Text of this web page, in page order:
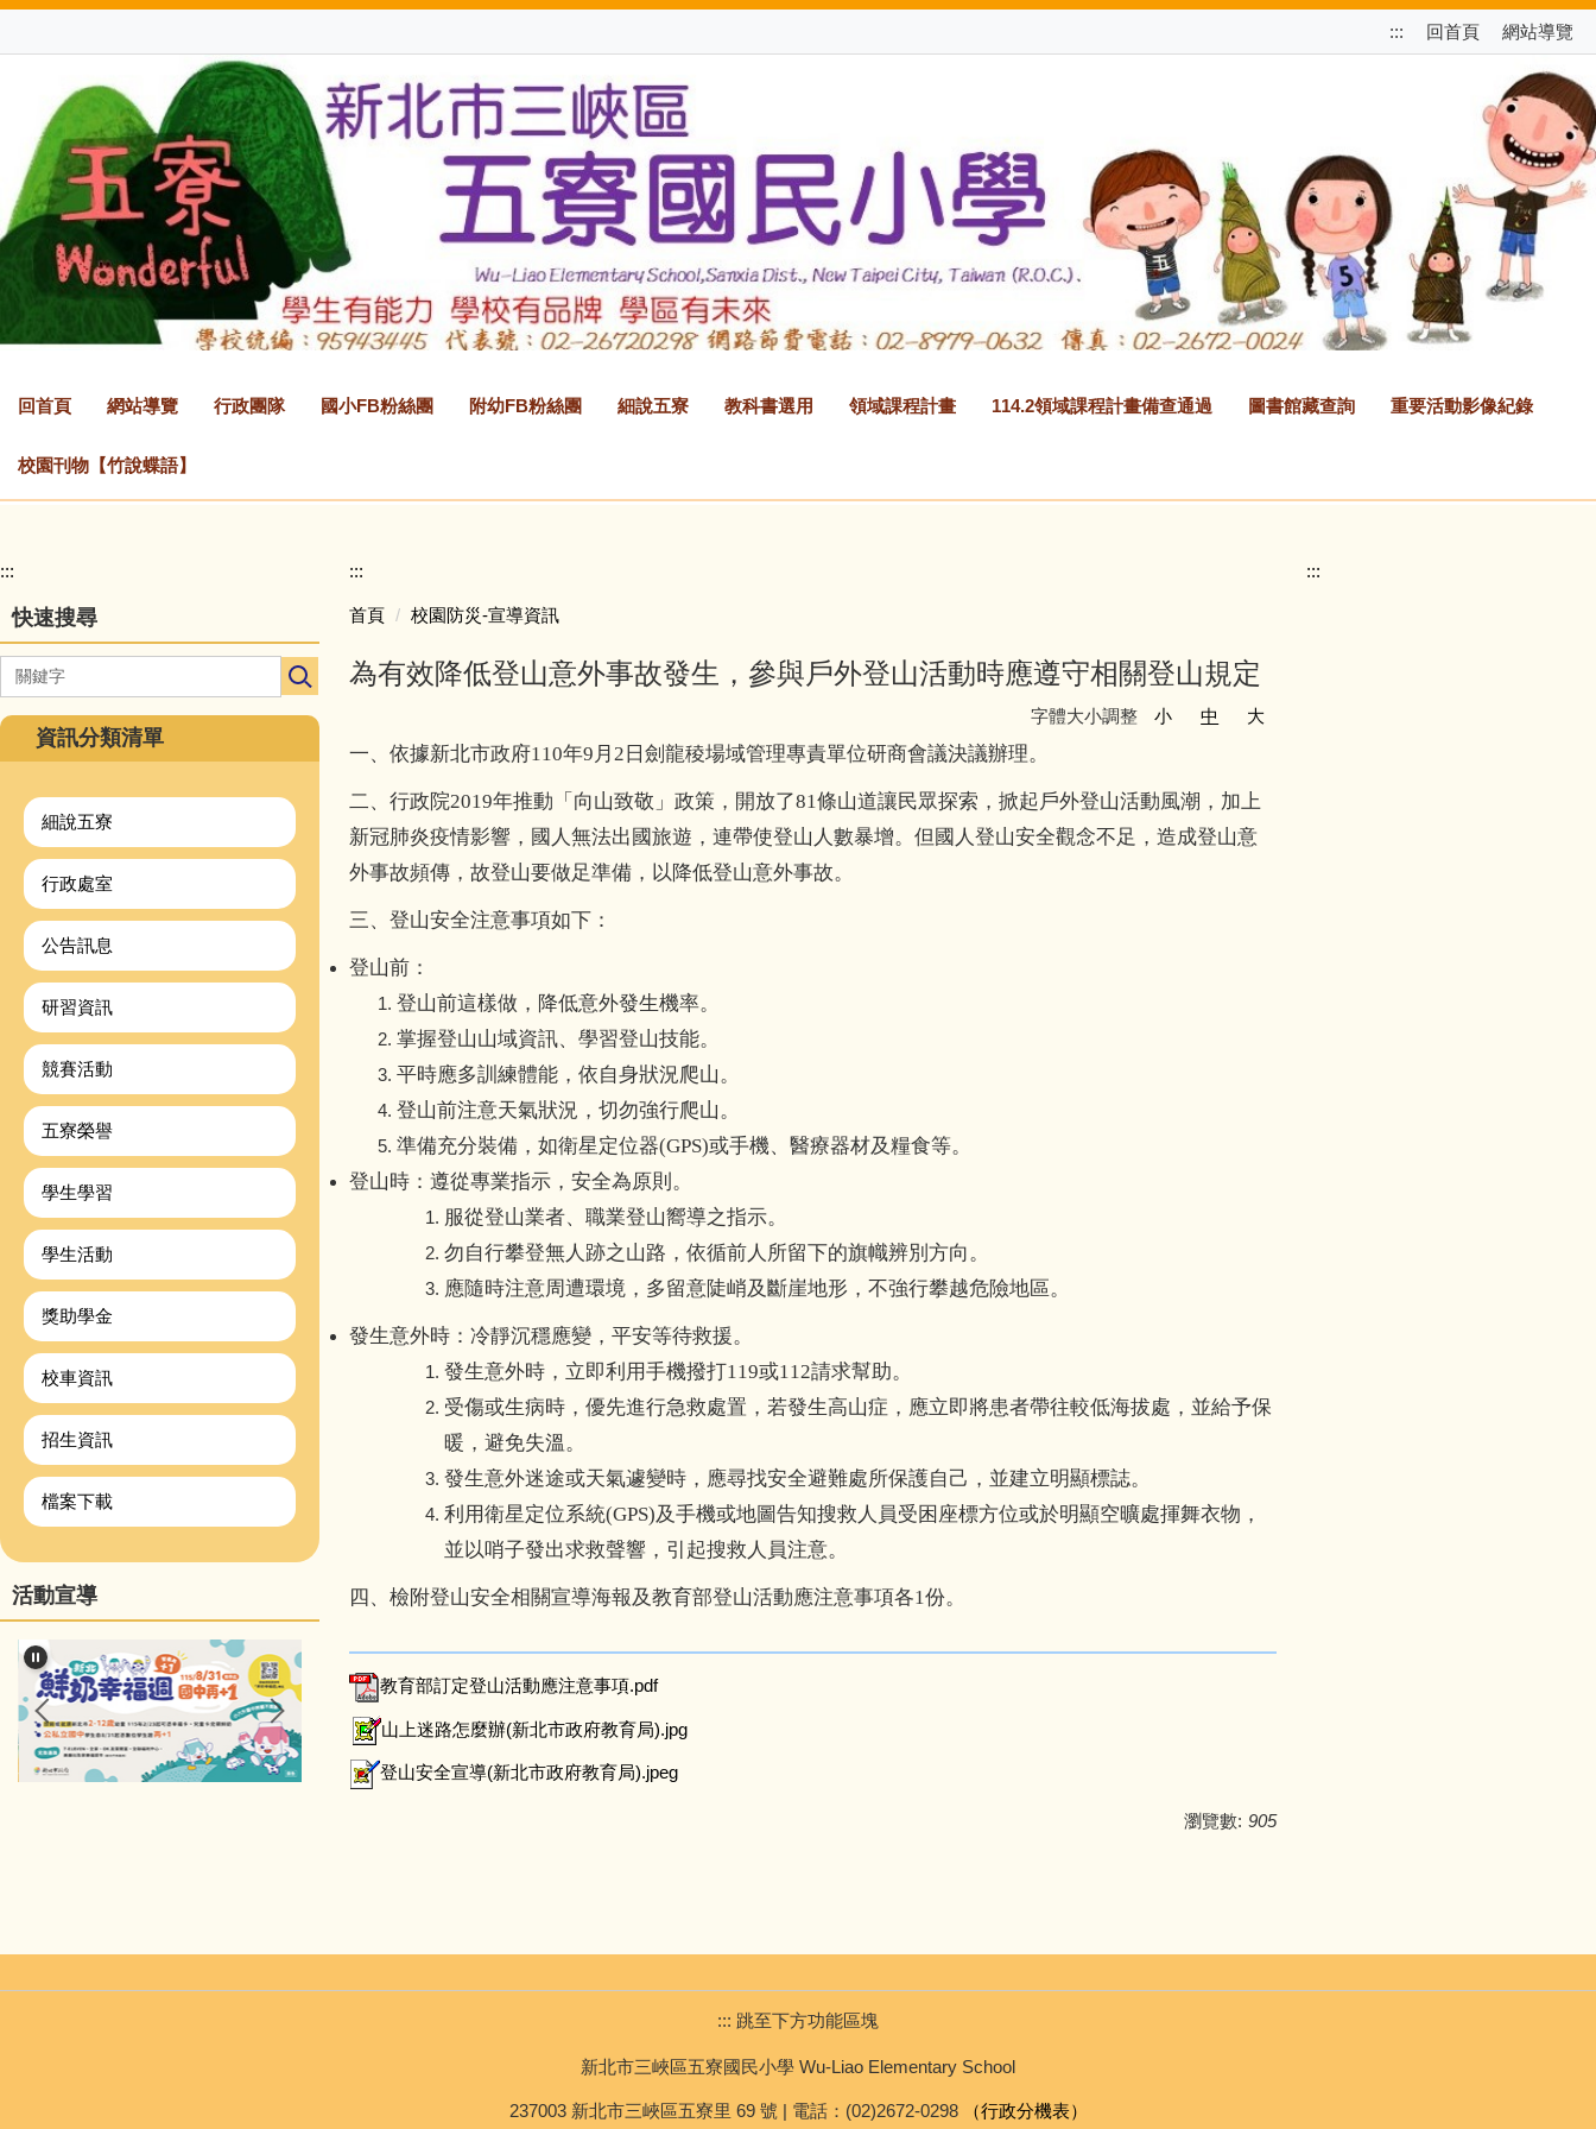
區
:::
至
回首頁 網站導覽
回首頁 網站導覽 行政團隊 國小FB粉絲團 附幼FB粉絲團 細說五寮 教科書選用 領域課程計畫 114.2領域課程計畫備查通過 圖書館藏查詢 重要活動影像紀錄
校園刊物【竹說蝶語】
園
主
選
單
導
覽
:::
快速搜尋
資訊分類清單
細說五寮
行政處室
公告訊息
研習資訊
競賽活動
五寮榮譽
學生學習
學生活動
獎助學金
校車資訊
招生資訊
檔案下載
活動宣導
:::
首頁 校園防災-宣導資訊
為有效降低登山意外事故發生，參與戶外登山活動時應遵守相關登山規定
字體大小調整 小 中 大
一、依據新北市政府110年9月2日劍龍稜場域管理專責單位研商會議決議辦理。
二、行政院2019年推動「向山致敬」政策，開放了81條山道讓民眾探索，掀起戶外登山活動風潮，加上
新冠肺炎疫情影響，國人無法出國旅遊，連帶使登山人數暴增。但國人登山安全觀念不足，造成登山意
外事故頻傳，故登山要做足準備，以降低登山意外事故。
三、登山安全注意事項如下：
登山前：
登山前這樣做，降低意外發生機率。
掌握登山山域資訊、學習登山技能。
平時應多訓練體能，依自身狀況爬山。
登山前注意天氣狀況，切勿強行爬山。
準備充分裝備，如衛星定位器(GPS)或手機、醫療器材及糧食等。
登山時：遵從專業指示，安全為原則。
服從登山業者、職業登山嚮導之指示。
勿自行攀登無人跡之山路，依循前人所留下的旗幟辨別方向。
應隨時注意周遭環境，多留意陡峭及斷崖地形，不強行攀越危險地區。
發生意外時：冷靜沉穩應變，平安等待救援。
發生意外時，立即利用手機撥打119或112請求幫助。
受傷或生病時，優先進行急救處置，若發生高山症，應立即將患者帶往較低海拔處，並給予保
暖，避免失溫。
發生意外迷途或天氣遽變時，應尋找安全避難處所保護自己，並建立明顯標誌。
利用衛星定位系統(GPS)及手機或地圖告知搜救人員受困座標方位或於明顯空曠處揮舞衣物，
並以哨子發出求救聲響，引起搜救人員注意。
四、檢附登山安全相關宣導海報及教育部登山活動應注意事項各1份。
教育部訂定登山活動應注意事項.pdf
山上迷路怎麼辦(新北市政府教育局).jpg
登山安全宣導(新北市政府教育局).jpeg
瀏覽數: 905
:::
::: 跳至下方功能區塊
新北市三峽區五寮國民小學 Wu-Liao Elementary School
237003 新北市三峽區五寮里 69 號 | 電話：(02)2672-0298 （行政分機表）